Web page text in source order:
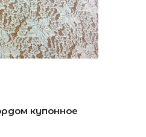
купонное